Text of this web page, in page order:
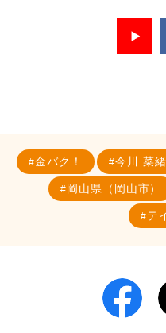
金バク！ 今川 菜緒
岡山県（岡山市）
テ